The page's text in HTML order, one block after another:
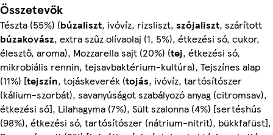
Összetevők
Tészta (55%) (búzaliszt, ivóvíz, rizsliszt, szójaliszt, szárított
búzakovász, extra szűz olívaolaj (1, 5%), étkezési só, cukor,
élesztő, aroma), Mozzarella sajt (20%) (tej, étkezési só,
mikrobiális rennin, tejsavbaktérium-kultúra), Tejszínes alap
(11%) [tejszín, tojáskeverék (tojás, ivóvíz, tartósítószer
(kálium-szorbát), savanyúságot szabályozó anyag (citromsav),
étkezési só], Lilahagyma (7%), Sült szalonna (4%) [sertéshús
(98%), étkezési só, tartósítószer (nátrium-nitrit), bükkfafüst],